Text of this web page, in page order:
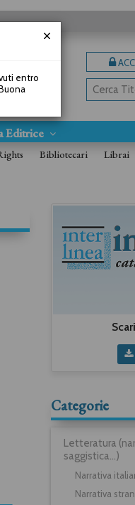
Editrice
Bibliotecari Librai
Categorie
Letteratura
saggistica...)
Narrativa
Narrativa
entro